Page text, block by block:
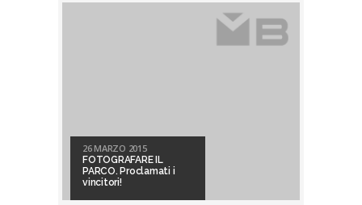
26 MARZO 2015
FOTOGRAFARE IL
PARCO. Proclamati i
vincitori!